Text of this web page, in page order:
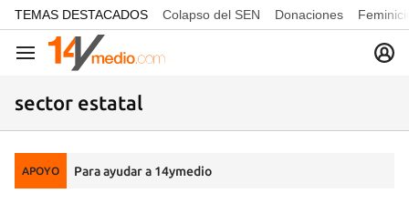
common.go-to-content
TEMAS DESTACADOS Colapso del SEN Donaciones
Navegación
sector estatal
APOYO Para ayudar a 14ymedio